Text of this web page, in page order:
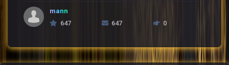
mann
647
647 0